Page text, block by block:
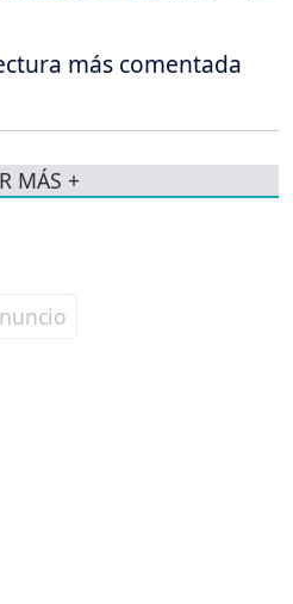
más comentada
MÁS +